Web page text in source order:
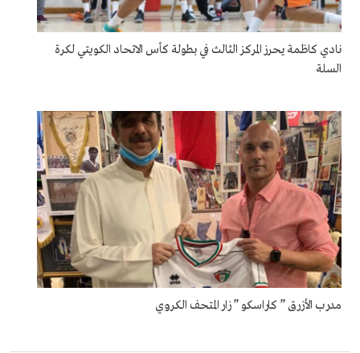
نادي كاظمة يحرز المركز الثالث في بطولة كأس الاتحاد الكويتي لكرة
السلة
مدرب الأزرق ” كاراسكو ” زار المتحف الكروي